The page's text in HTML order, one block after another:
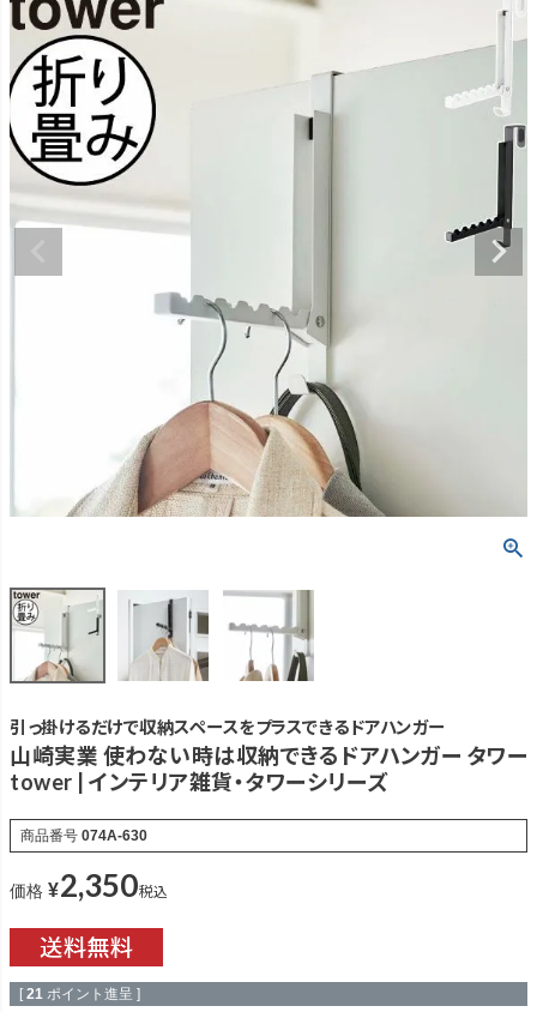
引っ掛けるだけで収納スペースをプラスできるドアハンガー
山崎実業 使わない時は収納できるドアハンガー タワー
tower | インテリア雑貨・タワーシリーズ
商品番号 074A-630
価格 ¥2,350税込
[ 21 ポイント進呈 ]